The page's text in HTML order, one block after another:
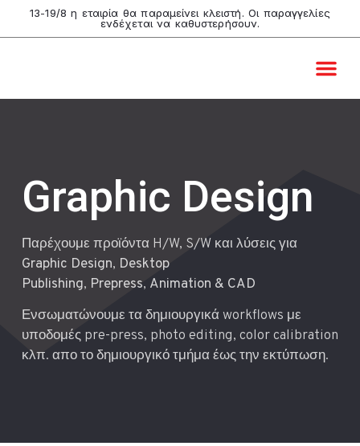
13-19/8 η εταιρία θα παραμείνει κλειστή. Οι παραγγελίες
ενδέχεται να καθυστερήσουν.
Graphic Design
Παρέχουμε προϊόντα H/W, S/W και λύσεις για
Graphic Design, Desktop
Publishing, Prepress, Animation & CAD
Ενσωματώνουμε τα δημιουργικά workflows με
υποδομές pre-press, photo editing, color calibration
κλπ. απο το δημιουργικό τμήμα έως την εκτύπωση.